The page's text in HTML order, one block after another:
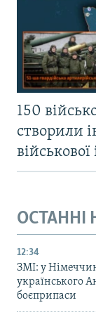
150
створили
12:34
ЗМІ: у
українського
боєприпаси